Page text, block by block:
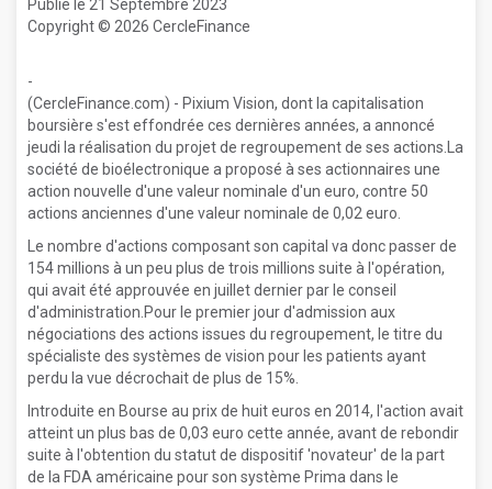
Publié le 21 Septembre 2023
Copyright © 2026 CercleFinance
-
(CercleFinance.com) - Pixium Vision, dont la capitalisation
boursière s'est effondrée ces dernières années, a annoncé
jeudi la réalisation du projet de regroupement de ses actions.La
société de bioélectronique a proposé à ses actionnaires une
action nouvelle d'une valeur nominale d'un euro, contre 50
actions anciennes d'une valeur nominale de 0,02 euro.
Le nombre d'actions composant son capital va donc passer de
154 millions à un peu plus de trois millions suite à l'opération,
qui avait été approuvée en juillet dernier par le conseil
d'administration.Pour le premier jour d'admission aux
négociations des actions issues du regroupement, le titre du
spécialiste des systèmes de vision pour les patients ayant
perdu la vue décrochait de plus de 15%.
Introduite en Bourse au prix de huit euros en 2014, l'action avait
atteint un plus bas de 0,03 euro cette année, avant de rebondir
suite à l'obtention du statut de dispositif 'novateur' de la part
de la FDA américaine pour son système Prima dans le